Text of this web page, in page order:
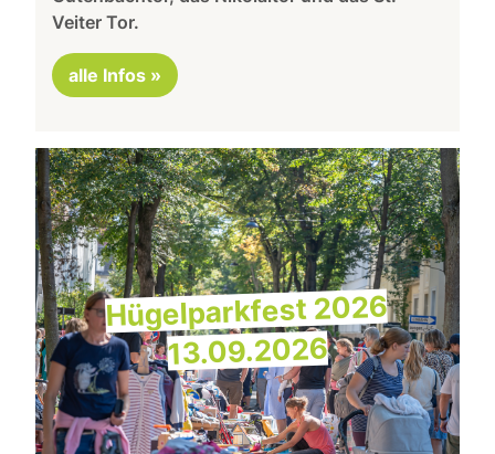
Veiter Tor.
alle Infos »
Hügelparkfest 2026
13.09.2026